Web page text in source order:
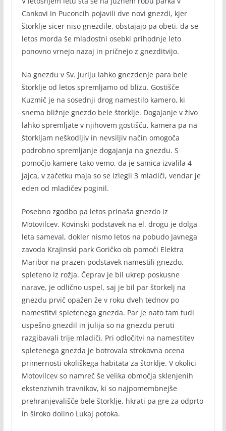
Cankovi in Puconcih pojavili dve novi gnezdi, kjer
štorklje sicer niso gnezdile, obstajajo pa obeti, da se
letos morda še mladostni osebki prihodnje leto
ponovno vrnejo nazaj in pričnejo z gnezditvijo.
Na gnezdu v Sv. Juriju lahko gnezdenje para bele
štorklje od letos spremljamo od blizu. Gostišče
Kuzmič je na sosednji drog namestilo kamero, ki
snema bližnje gnezdo bele štorklje. Dogajanje v živo
lahko spremljate v njihovem gostišču, kamera pa na
štorkljam neškodljiv in nevsiljiv način omogoča
podrobno spremljanje dogajanja na gnezdu. S
pomočjo kamere tako vemo, da je samica izvalila 4
jajca, v začetku maja so se izlegli 3 mladiči, vendar je
eden od mladičev poginil.
Posebno zgodbo pa letos prinaša gnezdo iz
Motovilcev. Kovinski podstavek na el. drogu je dolga
leta sameval, dokler nismo letos na pobudo Javnega
zavoda Krajinski park Goričko ob pomoči Elektra
Maribor na prazen podstavek namestili gnezdo,
spleteno iz rožja. Čeprav je bil ukrep poskusne
narave, je odlično uspel, saj je bil par štorkelj na
gnezdu prvič opažen že v roku dveh tednov po
namestitvi spletenega gnezda. Par je nato tam tudi
uspešno gnezdil in julija so na gnezdu peruti
razgibavali trije mladiči. Pri odločitvi na namestitev
spletenega gnezda je botrovala strokovna ocena
primernosti okoliškega habitata za štorklje. V okolici
Motovilcev so namreč še velika območja sklenjenih
ekstenzivnih travnikov, ki so najpomembnejše
prehranjevališče bele štorklje, hkrati pa gre za odprto
in široko dolino Lukaj potoka.